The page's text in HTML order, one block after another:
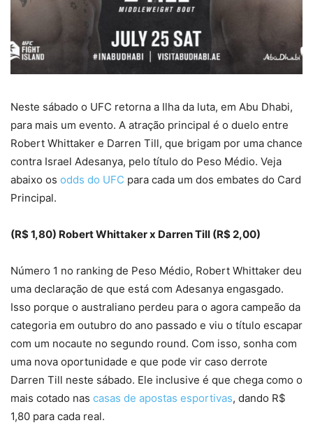
Neste sábado o UFC retorna a Ilha da luta, em Abu Dhabi,
para mais um evento. A atração principal é o duelo entre
Robert Whittaker e Darren Till, que brigam por uma chance
contra Israel Adesanya, pelo título do Peso Médio. Veja
abaixo os odds do UFC para cada um dos embates do Card
Principal.
(R$ 1,80) Robert Whittaker x Darren Till (R$ 2,00)
Número 1 no ranking de Peso Médio, Robert Whittaker deu
uma declaração de que está com Adesanya engasgado.
Isso porque o australiano perdeu para o agora campeão da
categoria em outubro do ano passado e viu o título escapar
com um nocaute no segundo round. Com isso, sonha com
uma nova oportunidade e que pode vir caso derrote
Darren Till neste sábado. Ele inclusive é que chega como o
mais cotado nas casas de apostas esportivas, dando R$
1,80 para cada real.